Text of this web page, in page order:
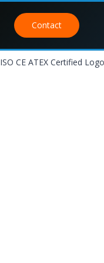
Contact